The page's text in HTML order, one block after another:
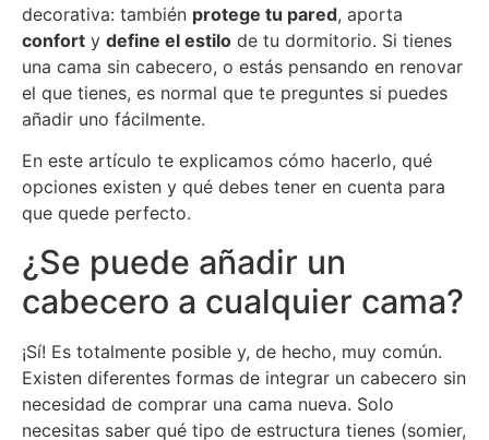
decorativa: también protege tu pared, aporta
confort y define el estilo de tu dormitorio. Si tienes
una cama sin cabecero, o estás pensando en renovar
el que tienes, es normal que te preguntes si puedes
añadir uno fácilmente.
En este artículo te explicamos cómo hacerlo, qué
opciones existen y qué debes tener en cuenta para
que quede perfecto.
¿Se puede añadir un
cabecero a cualquier cama?
¡Sí! Es totalmente posible y, de hecho, muy común.
Existen diferentes formas de integrar un cabecero sin
necesidad de comprar una cama nueva. Solo
necesitas saber qué tipo de estructura tienes (somier,